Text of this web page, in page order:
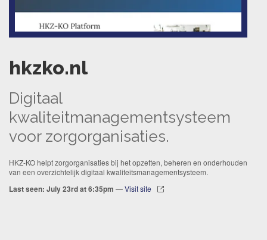
hkzko.nl
Digitaal
kwaliteitmanagementsysteem
voor zorgorganisaties.
HKZ-KO helpt zorgorganisaties bij het opzetten, beheren en onderhouden
van een overzichtelijk digitaal kwaliteitsmanagementsysteem.
Last seen: July 23rd at 6:35pm —Visit site